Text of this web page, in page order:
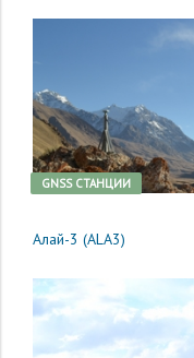
GNSS CТАНЦИИ
Алай-3 (ALA3)